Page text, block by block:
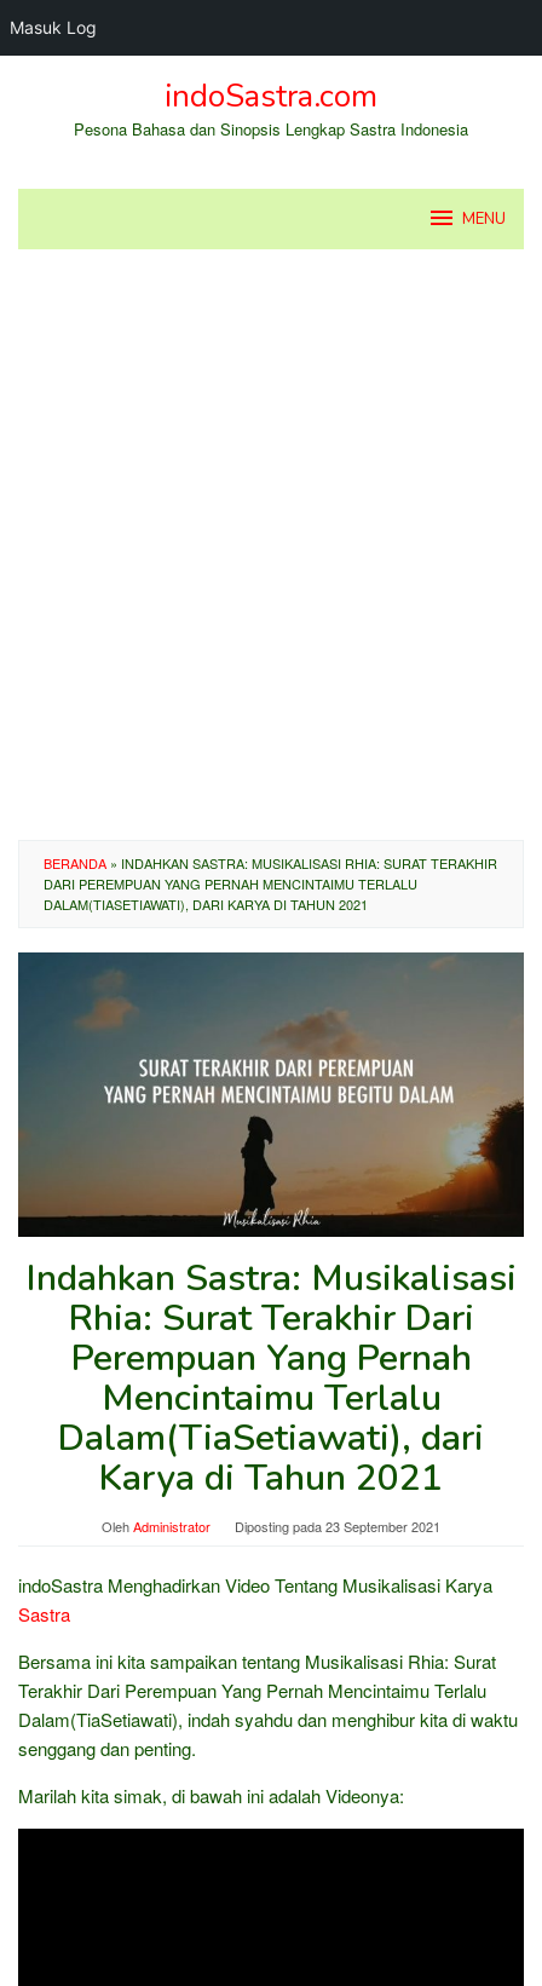
Masuk Log
indoSastra.com
Pesona Bahasa dan Sinopsis Lengkap Sastra Indonesia
MENU
BERANDA » INDAHKAN SASTRA: MUSIKALISASI RHIA: SURAT TERAKHIR
DARI PEREMPUAN YANG PERNAH MENCINTAIMU TERLALU
DALAM(TIASETIAWATI), DARI KARYA DI TAHUN 2021
Indahkan Sastra: Musikalisasi
Rhia: Surat Terakhir Dari
Perempuan Yang Pernah
Mencintaimu Terlalu
Dalam(TiaSetiawati), dari
Karya di Tahun 2021
OlehAdministrator Diposting pada23 September 2021
indoSastra Menghadirkan Video Tentang Musikalisasi Karya
Sastra
Bersama ini kita sampaikan tentang Musikalisasi Rhia: Surat
Terakhir Dari Perempuan Yang Pernah Mencintaimu Terlalu
Dalam(TiaSetiawati), indah syahdu dan menghibur kita di waktu
senggang dan penting.
Marilah kita simak, di bawah ini adalah Videonya: